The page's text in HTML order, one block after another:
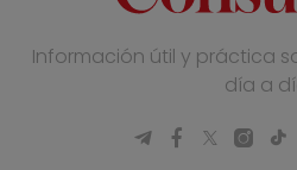
Información útil y práctica
día a